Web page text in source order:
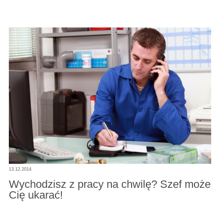
13.12.2014
Wychodzisz z pracy na chwilę? Szef może
Cię ukarać!